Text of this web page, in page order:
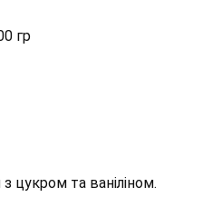
гр
цукром та ваніліном.